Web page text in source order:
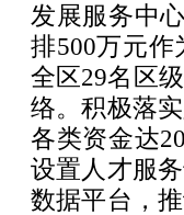
发展服务中
排500万元
全区29名区
络。积极落
各类资金达
设置人才服
数据平台，